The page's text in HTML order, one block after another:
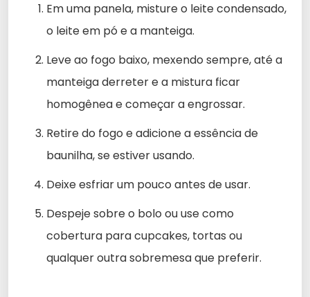
Em uma panela, misture o leite condensado,
o leite em pó e a manteiga.
Leve ao fogo baixo, mexendo sempre, até a
manteiga derreter e a mistura ficar
homogênea e começar a engrossar.
Retire do fogo e adicione a essência de
baunilha, se estiver usando.
Deixe esfriar um pouco antes de usar.
Despeje sobre o bolo ou use como
cobertura para cupcakes, tortas ou
qualquer outra sobremesa que preferir.